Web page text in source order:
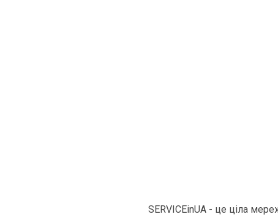
SERVICEinUA - це ціла